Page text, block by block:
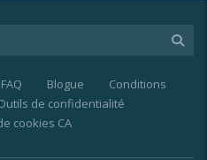
FAQ Blogue
Conditions
de confidentialité
cookies CA